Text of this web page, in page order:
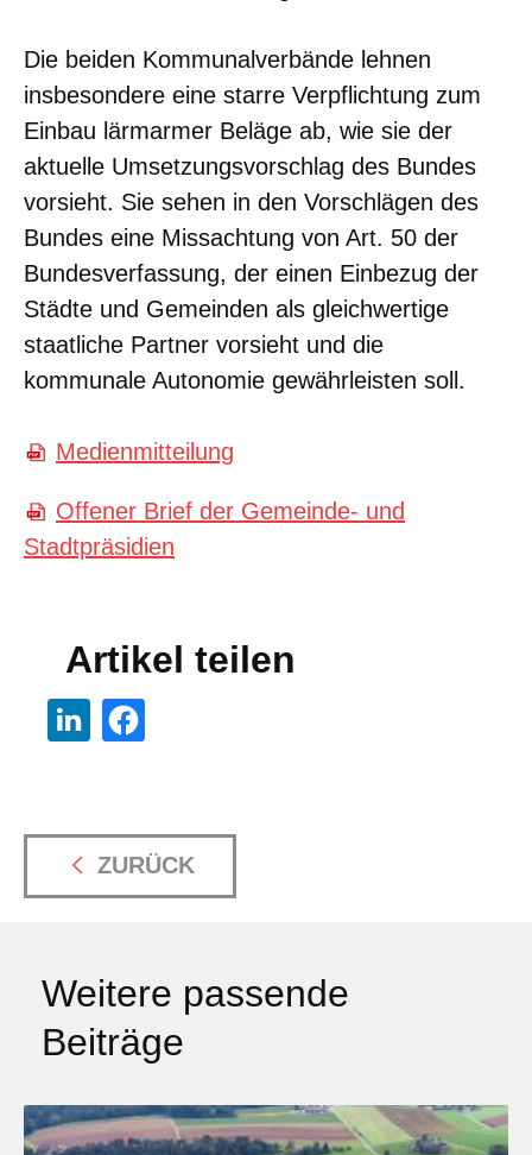
Die beiden Kommunalverbände lehnen
insbesondere eine starre Verpflichtung zum
Einbau lärmarmer Beläge ab, wie sie der
aktuelle Umsetzungsvorschlag des Bundes
vorsieht. Sie sehen in den Vorschlägen des
Bundes eine Missachtung von Art. 50 der
Bundesverfassung, der einen Einbezug der
Städte und Gemeinden als gleichwertige
staatliche Partner vorsieht und die
kommunale Autonomie gewährleisten soll.
Medienmitteilung
Offener Brief der Gemeinde- und
Stadtpräsidien
Artikel teilen
ZURÜCK
Weitere passende
Beiträge